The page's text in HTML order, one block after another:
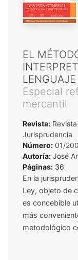
EL
Especial
mercantil
Revista:
Jurisprudencia
Número: 01/
Autoría: José
Páginas: 36
En la
Ley, objeto de
es concebible
más
metodológico